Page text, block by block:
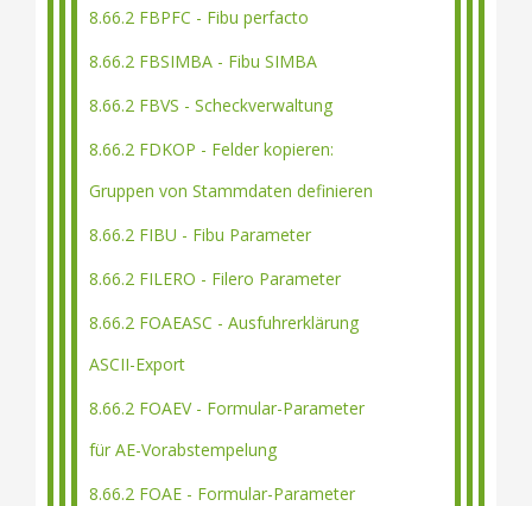
8.66.2 FBPFC - Fibu perfacto
8.66.2 FBSIMBA - Fibu SIMBA
8.66.2 FBVS - Scheckverwaltung
8.66.2 FDKOP - Felder kopieren:
Gruppen von Stammdaten definieren
8.66.2 FIBU - Fibu Parameter
8.66.2 FILERO - Filero Parameter
8.66.2 FOAEASC - Ausfuhrerklärung
ASCII-Export
8.66.2 FOAEV - Formular-Parameter
für AE-Vorabstempelung
8.66.2 FOAE - Formular-Parameter